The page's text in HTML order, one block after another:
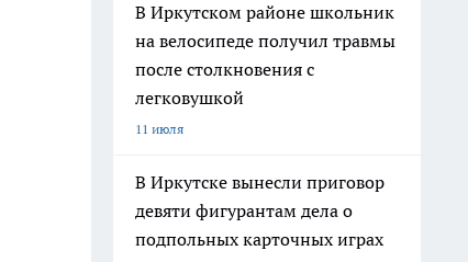
В Иркутском районе школьник
на велосипеде получил травмы
после столкновения с
легковушкой
11 июля
В Иркутске вынесли приговор
девяти фигурантам дела о
подпольных карточных играх